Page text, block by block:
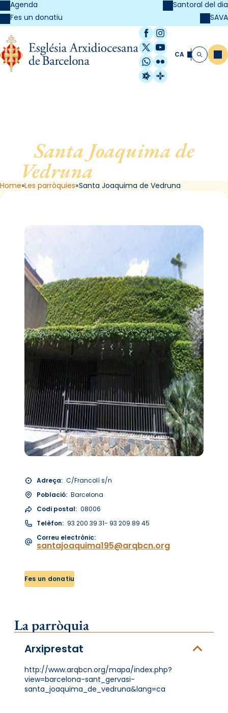
Agenda
Fes un donatiu
Santoral del dia
SAVA
Facebook
Instagram
X / Twitter
YouTube
WhatsApp
Flickr
Radio Estel
Catalunya
CA Cerca
Santa Joaquima de
Vedruna , de Barcelona
Home Les parròquies Santa Joaquima de Vedruna
Adreça: C/Francolí s/n
Població: Barcelona
Codi postal: 08006
Telèfon: 93 200 39 31- 93 209 89 45
Correu electrònic:
santajoaquima195@arqbcn.org
Fes un donatiu
La parròquia
Arxiprestat
http://www.arqbcn.org/mapa/index.php?
view=barcelona-sant_gervasi-
santa_joaquima_de_vedruna&lang=ca